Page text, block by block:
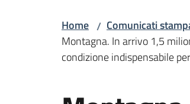
Home / Comunicati
Montagna. In arrivo 1,5
condizione indispensabile